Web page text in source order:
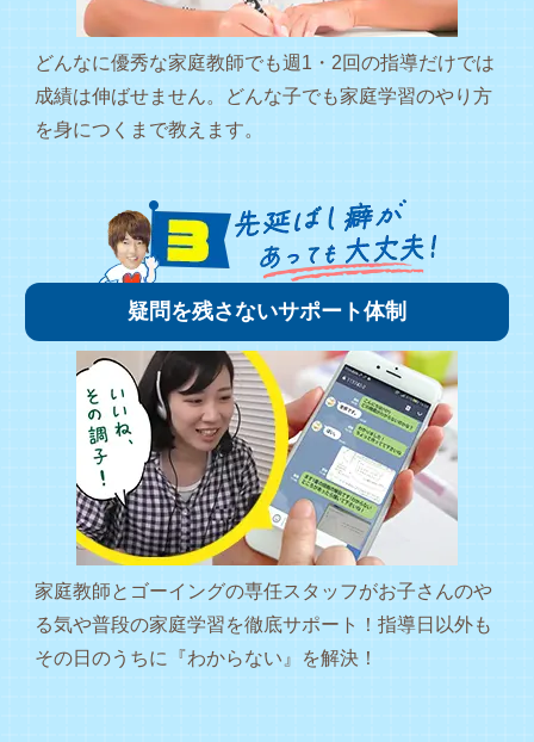
どんなに優秀な家庭教師でも週1・2回の指導だけでは
成績は伸ばせません。どんな子でも家庭学習のやり方
を身につくまで教えます。
疑問を残さないサポート体制
家庭教師とゴーイングの専任スタッフがお子さんのや
る気や普段の家庭学習を徹底サポート！指導日以外も
その日のうちに『わからない』を解決！